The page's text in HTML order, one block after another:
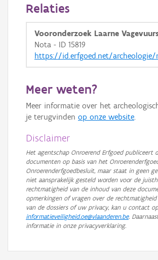
GRB-Basiskaart
GRB-Basiskaart in grijswaarden
Relaties
Vooronderzoek Laarne
Nota - ID 15819
https://id.erfgoed.net/archeologie/
Meer weten?
Meer informatie over het
je terugvinden op onze website.
Disclaimer
Het agentschap Onroerend Erfgoed publiceert
documenten op basis van het
Onroerenderfgoedbesluit, maar staat in geen
niet aansprakelijk gesteld worden voor de
rechtmatigheid van de inhoud van deze
opmerkingen of vragen over de
van de dossiers of uw privacy, kan u contact
informatieveiligheid.oe@vlaanderen.be.
informatie in onze privacyverklaring.